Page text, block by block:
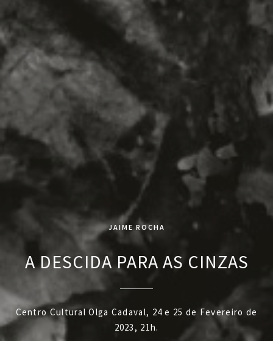
JAIME ROCHA
A DESCIDA PARA AS CINZAS
Centro Cultural Olga Cadaval, 24 e 25 de Fevereiro de
2023, 21h.